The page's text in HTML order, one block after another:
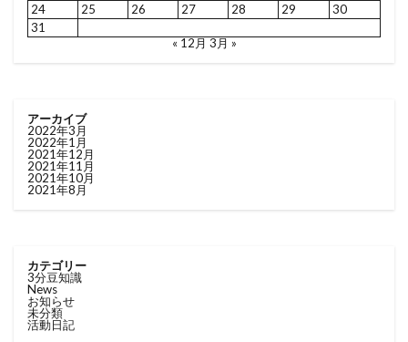
24
25 26 27 28 29
30
31
« 12月 3月 »
アーカイブ
2022年3月
2022年1月
2021年12月
2021年11月
2021年10月
2021年8月
カテゴリー
3分豆知識
News
お知らせ
未分類
活動日記